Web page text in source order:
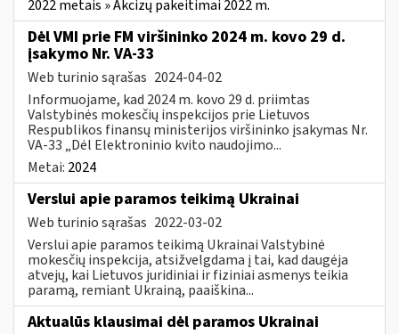
2022 metais » Akcizų pakeitimai 2022 m.
Dėl VMI prie FM viršininko 2024 m. kovo 29 d.
įsakymo Nr. VA-33
Web turinio sąrašas 2024-04-02
Informuojame, kad 2024 m. kovo 29 d. priimtas
Valstybinės mokesčių inspekcijos prie Lietuvos
Respublikos finansų ministerijos viršininko įsakymas Nr.
VA-33 „Dėl Elektroninio kvito naudojimo...
Metai: 2024
Verslui apie paramos teikimą Ukrainai
Web turinio sąrašas 2022-03-02
Verslui apie paramos teikimą Ukrainai Valstybinė
mokesčių inspekcija, atsižvelgdama į tai, kad daugėja
atvejų, kai Lietuvos juridiniai ir fiziniai asmenys teikia
paramą, remiant Ukrainą, paaiškina...
Aktualūs klausimai dėl paramos Ukrainai